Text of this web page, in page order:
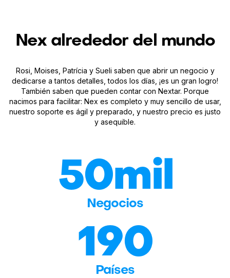
Nex alrededor del mundo
Rosi, Moises, Patrícia y Sueli saben que abrir un negocio y
dedicarse a tantos detalles, todos los días, ¡es un gran logro!
También saben que pueden contar con Nextar. Porque
nacimos para facilitar: Nex es completo y muy sencillo de usar,
nuestro soporte es ágil y preparado, y nuestro precio es justo
y asequible.
50mil
Negocios
190
Países